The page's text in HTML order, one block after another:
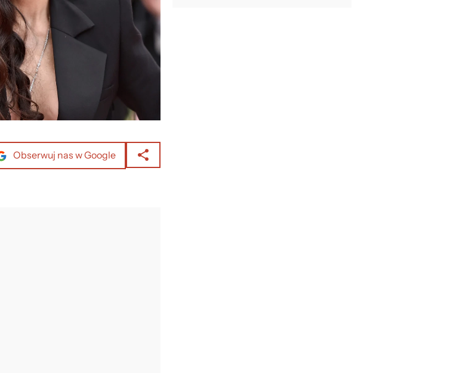
Obserwuj nas w Google